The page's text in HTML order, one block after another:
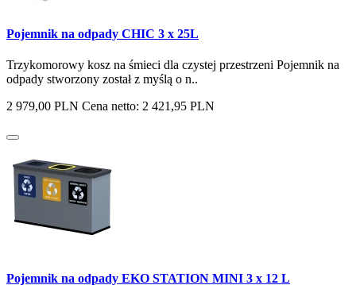
Pojemnik na odpady CHIC 3 x 25L
Trzykomorowy kosz na śmieci dla czystej przestrzeni Pojemnik na
odpady stworzony został z myślą o n..
2 979,00 PLN Cena netto: 2 421,95 PLN
Pojemnik na odpady EKO STATION MINI 3 x 12 L